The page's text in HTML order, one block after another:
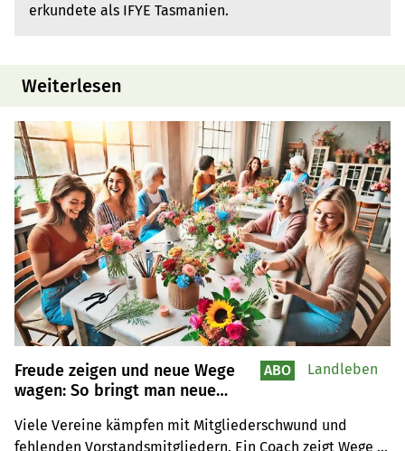
erkundete als IFYE Tasmanien.
Weiterlesen
Freude zeigen und neue Wege
wagen: So bringt man neue
Viele Vereine kämpfen mit Mitgliederschwund und
fehlenden Vorstandsmitgliedern. Ein Coach zeigt Wege
ABO Landleben